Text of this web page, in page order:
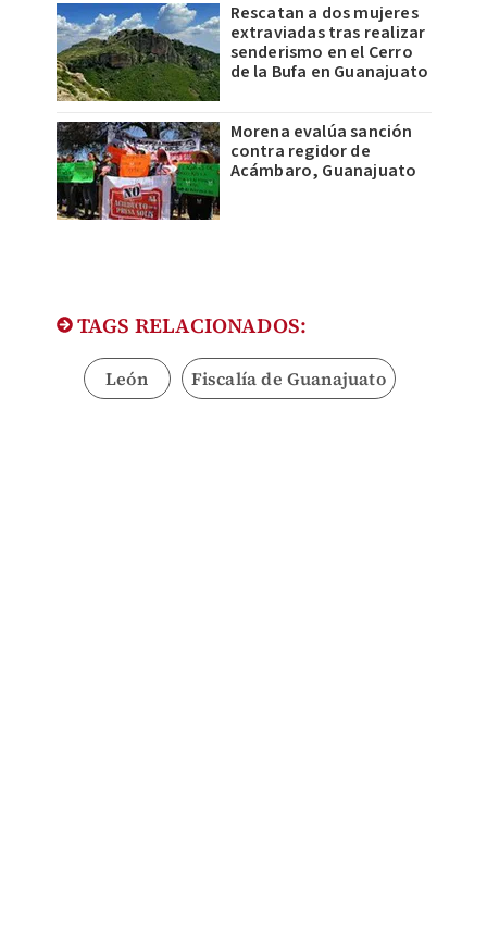
Rescatan a dos mujeres
extraviadas tras realizar
senderismo en el Cerro
de la Bufa en Guanajuato
Morena evalúa sanción
contra regidor de
Acámbaro, Guanajuato
TAGS RELACIONADOS:
León Fiscalía de Guanajuato